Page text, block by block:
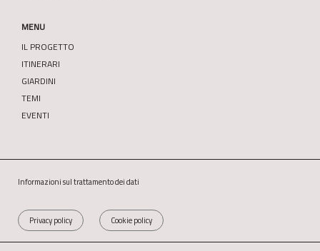
MENU
IL PROGETTO
ITINERARI
GIARDINI
TEMI
EVENTI
Informazioni sul trattamento dei dati
Privacy policy Cookie policy